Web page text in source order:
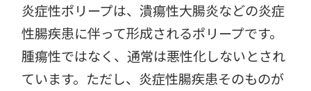
炎症性ポリープは、潰瘍性大腸炎などの炎症
性腸疾患に伴って形成されるポリープです。
腫瘍性ではなく、通常は悪性化しないとされ
ています。ただし、炎症性腸疾患そのものが